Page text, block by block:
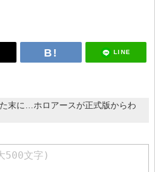
LINE
末に…ホロアースが正式版からわ